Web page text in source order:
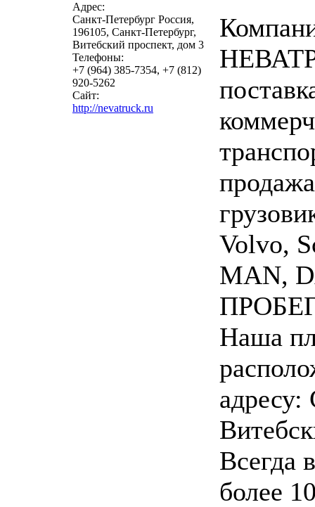
Адрес:
Санкт-Петербург Россия,
196105, Санкт-Петербург,
Витебский проспект, дом 3
Телефоны:
+7 (964) 385-7354, +7 (812)
920-5262
Сайт:
http://nevatruck.ru
продажа
Volvo,
MAN,
Наша
Всегда
более